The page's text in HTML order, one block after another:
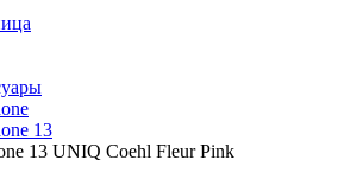
13
13 UNIQ Coehl Fleur Pink